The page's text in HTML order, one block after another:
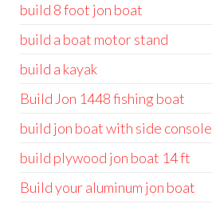
build 8 foot jon boat
build a boat motor stand
build a kayak
Build Jon 1448 fishing boat
build jon boat with side console
build plywood jon boat 14 ft
Build your aluminum jon boat